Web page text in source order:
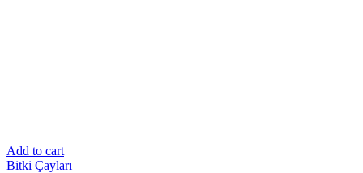
Add to cart
Bitki Çayları